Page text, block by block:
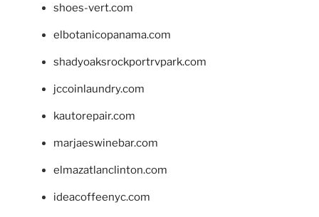
shoes-vert.com
elbotanicopanama.com
shadyoaksrockportrvpark.com
jccoinlaundry.com
kautorepair.com
marjaeswinebar.com
elmazatlanclinton.com
ideacoffeenyc.com